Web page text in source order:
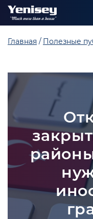
Главная Полезные